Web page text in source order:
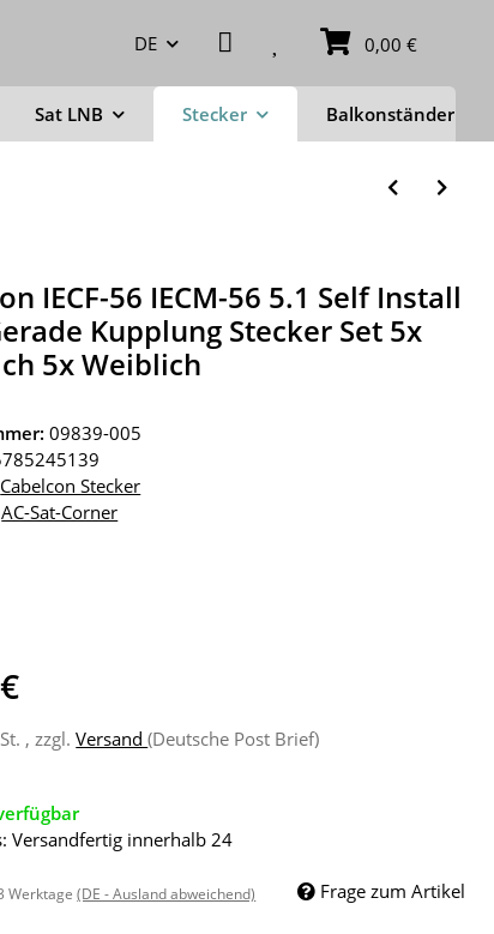
DE 0,00 €
Sat LNB Stecker Balkonständer
IECF-56 IECM-56 5.1 Self Install
Kupplung Stecker Set 5x
5x Weiblich
09839-005
Cabelcon Stecker
AC-Sat-Corner
, zzgl.Versand(Deutsche Post Brief)
Versandfertig innerhalb 24
Werktage(DE - Ausland abweichend) Frage zum Artikel